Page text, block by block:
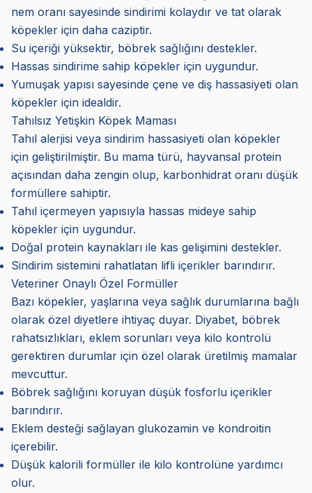
nem oranı sayesinde sindirimi kolaydır ve tat olarak
köpekler için daha caziptir.
Su içeriği yüksektir, böbrek sağlığını destekler.
Hassas sindirime sahip köpekler için uygundur.
Yumuşak yapısı sayesinde çene ve diş hassasiyeti olan
köpekler için idealdir.
Tahılsız Yetişkin Köpek Maması
Tahıl alerjisi veya sindirim hassasiyeti olan köpekler
için geliştirilmiştir. Bu mama türü, hayvansal protein
açısından daha zengin olup, karbonhidrat oranı düşük
formüllere sahiptir.
Tahıl içermeyen yapısıyla hassas mideye sahip
köpekler için uygundur.
Doğal protein kaynakları ile kas gelişimini destekler.
Sindirim sistemini rahatlatan lifli içerikler barındırır.
Veteriner Onaylı Özel Formüller
Bazı köpekler, yaşlarına veya sağlık durumlarına bağlı
olarak özel diyetlere ihtiyaç duyar. Diyabet, böbrek
rahatsızlıkları, eklem sorunları veya kilo kontrolü
gerektiren durumlar için özel olarak üretilmiş mamalar
mevcuttur.
Böbrek sağlığını koruyan düşük fosforlu içerikler
barındırır.
Eklem desteği sağlayan glukozamin ve kondroitin
içerebilir.
Düşük kalorili formüller ile kilo kontrolüne yardımcı
olur.